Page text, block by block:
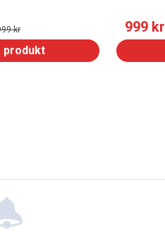
kr
produkt
999 kr